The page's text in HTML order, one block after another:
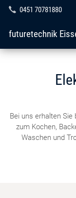
0451 70781880
futuretechnik
Bei uns erhalten
zum Kochen,
Waschen und